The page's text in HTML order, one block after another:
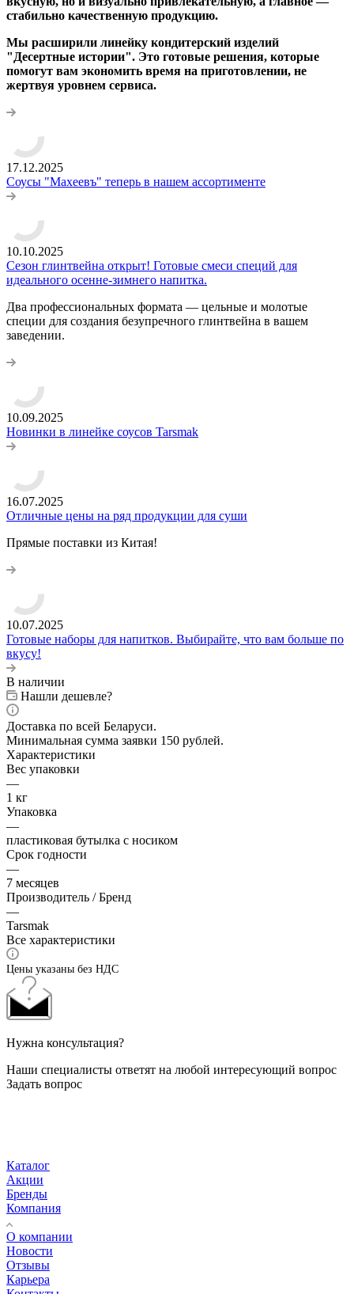
стабильно качественную продукцию.
Мы расширили линейку кондитерский изделий
"Десертные истории". Это готовые решения, которые
помогут вам экономить время на приготовлении, не
жертвуя уровнем сервиса.
17.12.2025
Соусы "Махеевъ" теперь в нашем ассортименте
10.10.2025
Сезон глинтвейна открыт! Готовые смеси специй для
идеального осенне-зимнего напитка.
Два профессиональных формата — цельные и молотые
специи для создания безупречного глинтвейна в вашем
заведении.
10.09.2025
Новинки в линейке соусов Tarsmak
16.07.2025
Отличные цены на ряд продукции для суши
Прямые поставки из Китая!
10.07.2025
Готовые наборы для напитков. Выбирайте, что вам больше по
вкусу!
В наличии
Нашли дешевле?
Доставка по всей Беларуси.
Минимальная сумма заявки 150 рублей.
Характеристики
Вес упаковки
—
1 кг
Упаковка
—
пластиковая бутылка с носиком
Срок годности
—
7 месяцев
Производитель / Бренд
—
Tarsmak
Все характеристики
Цены указаны без НДС
Нужна консультация?
Наши специалисты ответят на любой интересующий вопрос
Задать вопрос
Каталог
Акции
Бренды
Компания
О компании
Новости
Отзывы
Карьера